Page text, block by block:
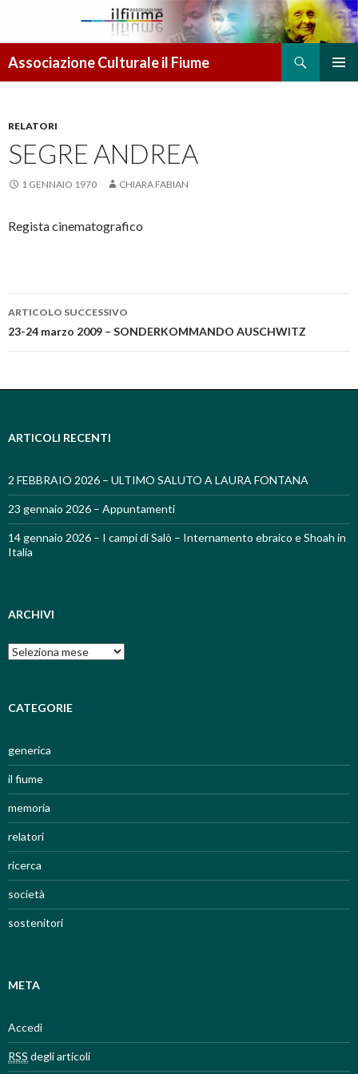
Associazione Culturale il Fiume
RELATORI
SEGRE ANDREA
1 GENNAIO 1970 CHIARA FABIAN
Regista cinematografico
Navigazione articolo
ARTICOLO SUCCESSIVO
23-24 marzo 2009 – SONDERKOMMANDO AUSCHWITZ
ARTICOLI RECENTI
2 FEBBRAIO 2026 – ULTIMO SALUTO A LAURA FONTANA
23 gennaio 2026 – Appuntamenti
14 gennaio 2026 – I campi di Salò – Internamento ebraico e Shoah in
Italia
ARCHIVI
Archivi
CATEGORIE
generica
il fiume
memoria
relatori
ricerca
società
sostenitori
META
Accedi
RSS degli articoli